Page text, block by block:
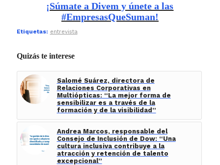
¡Súmate a Divem y únete a las
#EmpresasQueSuman!
Etiquetas: entrevista
Quizás te interese
Salomé Suárez, directora de
Relaciones Corporativas en
Multiópticas: “La mejor forma de
sensibilizar es a través de la
formación y de la visibilidad”
Andrea Marcos, responsable del
Consejo de Inclusión de Dow: “Una
cultura inclusiva contribuye a la
atracción y retención de talento
excepcional”